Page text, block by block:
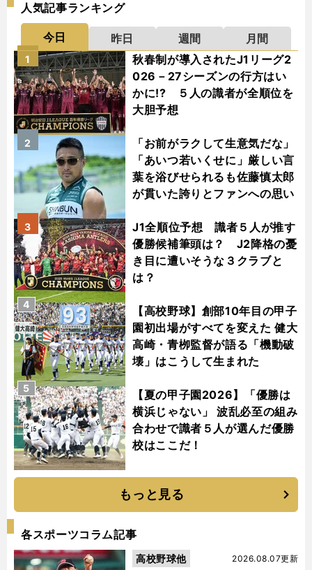
人気記事ランキング
今日 昨日 週間
月間
秋春制が導入されたJ1リーグ2
026－27シーズンの行方はい
かに!? ５人の識者が全順位を
大胆予想
1
「お前がラクして生意気だな」
「あいつ若いくせに」厳しい言
葉を浴びせられるも佐藤慎太郎
が貫いた誇りとファンへの思い
2
J1全順位予想 識者５人が推す
優勝候補筆頭は？ J2降格の憂
き目に遭いそうな３クラブと
は？
3
【高校野球】創部10年目の甲子
園初出場がすべてを変えた 健大
高崎・青栁監督が語る「機動破
壊」はこうして生まれた
4
【夏の甲子園2026】「優勝は
横浜じゃない」 波乱必至の組み
合わせで識者５人が選んだ優勝
校はここだ！
5
もっと見る
各スポーツコラム記事
2026.08.07更新
高校野球他